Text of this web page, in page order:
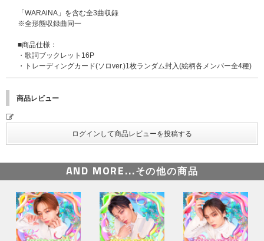
「WARAiNA」を含む全3曲収録
※全形態収録曲同一
■商品仕様：
・歌詞ブックレット16P
・トレーディングカード(ソロver.)1枚ランダム封入(絵柄各メンバー全4種)
商品レビュー
AND MORE...その他の商品